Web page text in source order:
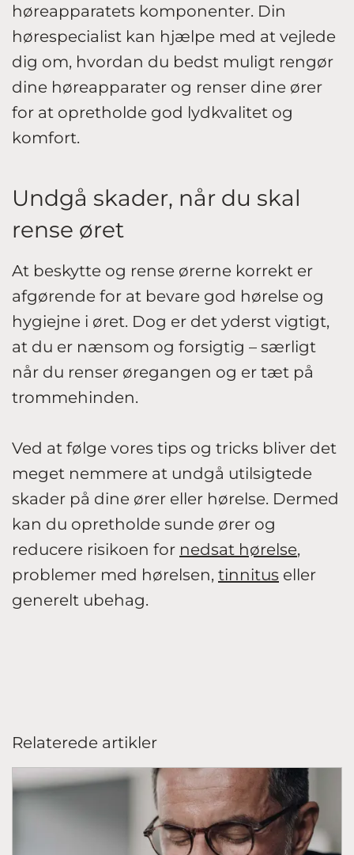
høreapparatets komponenter. Din
hørespecialist kan hjælpe med at vejlede
dig om, hvordan du bedst muligt rengør
dine høreapparater og renser dine ører
for at opretholde god lydkvalitet og
komfort.
Undgå skader, når du skal
rense øret
At beskytte og rense ørerne korrekt er
afgørende for at bevare god hørelse og
hygiejne i øret. Dog er det yderst vigtigt,
at du er nænsom og forsigtig – særligt
når du renser øregangen og er tæt på
trommehinden.
Ved at følge vores tips og tricks bliver det
meget nemmere at undgå utilsigtede
skader på dine ører eller hørelse. Dermed
kan du opretholde sunde ører og
reducere risikoen for nedsat hørelse,
problemer med hørelsen, tinnitus eller
generelt ubehag.
Relaterede artikler